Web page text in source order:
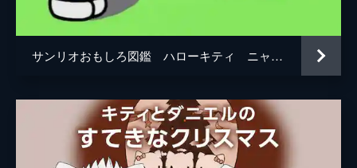
て、南国ライフを満喫!
#5 ふしぎなポケット
ハローキティが「ふしぎなポケット」の歌に
ケットが増えていく様子を、かわいらしいダ
ンスとアニメーションで表現する。
#6 みずあそびじゅんびたいそう１．２．
サンリオおもしろ図鑑 ハローキティ ニャンニャン大集合！